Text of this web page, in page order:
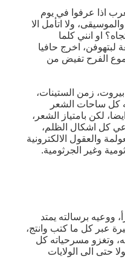
اذا عرفوا في يوم
ولا اتأمل الا
او انني كلما
لبتهوفن، اخرج حافيا
الفرح تفيض من
زمن الستينات،
كل ساحات الشعر
لكن بامتياز الشعر،
كل اشكال الظلم،
والعقول الالكترونية
وغير الجرثومية.
ووعيه برسالته يمتد
عبر كل ما كتب وانتج،
وتغزو مسرحياته كل
حتى الى الولايات